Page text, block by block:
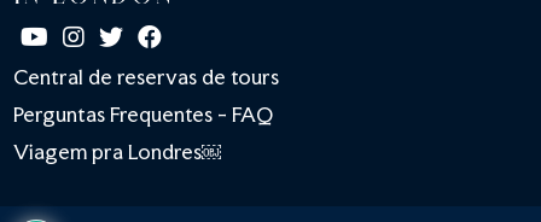
Central de reservas de tours
Perguntas Frequentes - FAQ
Viagem pra Londres￼